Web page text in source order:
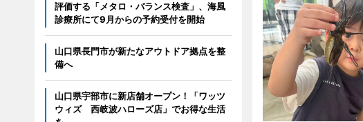
評価する「メタロ・バランス検査」、海風
診療所にて9月からの予約受付を開始
山口県長門市が新たなアウトドア拠点を整
備へ
山口県宇部市に新店舗オープン！「ワッツ
ウィズ 西岐波ハローズ店」でお得な生活